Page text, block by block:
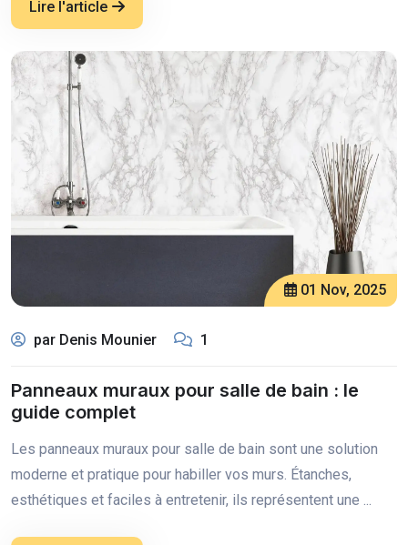
Lire l'article
01 Nov, 2025
par Denis Mounier 1
Panneaux muraux pour salle de bain : le
guide complet
Les panneaux muraux pour salle de bain sont une solution
moderne et pratique pour habiller vos murs. Étanches,
esthétiques et faciles à entretenir, ils représentent une ...